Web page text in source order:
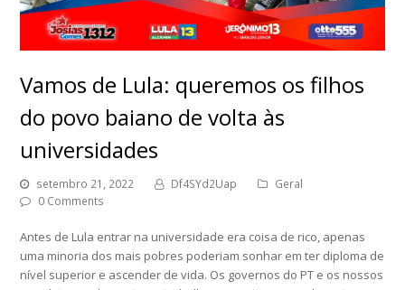
Vamos de Lula: queremos os filhos
do povo baiano de volta às
universidades
setembro 21, 2022 Df4SYd2Uap
Geral
0 Comments
Antes de Lula entrar na universidade era coisa de rico, apenas
uma minoria dos mais pobres poderiam sonhar em ter diploma de
nível superior e ascender de vida. Os governos do PT e os nossos